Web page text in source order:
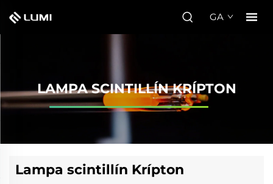
GA
LAMPA SCINTILLÍN KRÍPTON
Lampa scintillín Krípton